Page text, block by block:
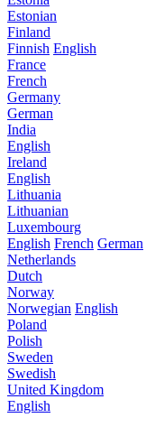
Estonian
Finland
Finnish English
France
French
Germany
German
India
English
Ireland
English
Lithuania
Lithuanian
Luxembourg
English French German
Netherlands
Dutch
Norway
Norwegian English
Poland
Polish
Sweden
Swedish
United Kingdom
English